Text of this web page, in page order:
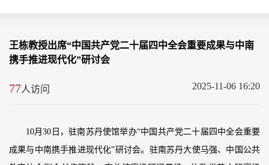
王栋教授出席“中国共产党二十届四中全会重要成果与中南
携手推进现代化”研讨会
2025-11-06 16:20
77人访问
10月30日，驻南苏丹使馆举办“中国共产党二十届四中全会重要
成果与中南携手推进现代化”研讨会。驻南苏丹大使马强、中国公共